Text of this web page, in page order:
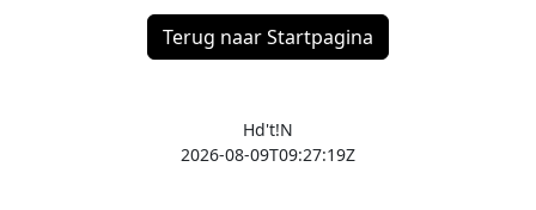
Terug naar Startpagina
Hd't!N
2026-08-09T09:27:19Z